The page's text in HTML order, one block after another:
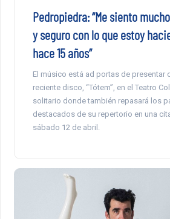
Pedropiedra: “Me siento
y seguro con lo que estoy
hace 15 años”
El músico está ad portas de presentar
reciente disco, “Tótem”, en el Teatro
solitario donde también repasará los
destacados de su repertorio en una
sábado 12 de abril.